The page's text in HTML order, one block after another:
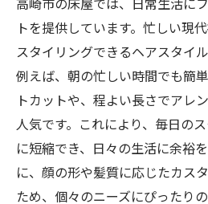
トを提供しています。忙しい現
スタイリングできるヘアスタイ
例えば、朝の忙しい時間でも簡
トカットや、程よい長さでアレ
人気です。これにより、毎日の
に短縮でき、日々の生活に余裕
に、顔の形や髪質に応じたカス
ため、個々のニーズにぴったり